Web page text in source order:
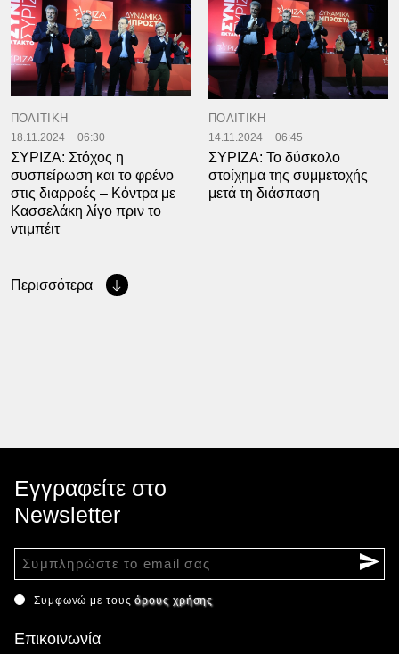
ΠΟΛΙΤΙΚΗ
18.11.2024 06:30
ΣΥΡΙΖΑ: Στόχος η
συσπείρωση και το φρένο
στις διαρροές – Κόντρα με
Κασσελάκη λίγο πριν το
ντιμπέιτ
ΠΟΛΙΤΙΚΗ
14.11.2024 06:45
ΣΥΡΙΖΑ: Το δύσκολο
στοίχημα της συμμετοχής
μετά τη διάσπαση
Περισσότερα
Εγγραφείτε στο
Newsletter
Συμφωνώ με τουςόρους χρήσης
Επικοινωνία